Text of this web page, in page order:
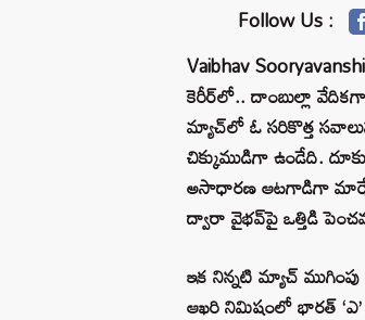
Follow Us :
Vaibhav
కెరీర్‌లో.. దాంబుల్లా
మ్యాచ్‌లో ఓ సరికొత్త
చిక్కుముడిగా ఉండేది.
అసాధారణ ఆటగాడిగా
ద్వారా వైభవ్‌పై ఒత్తిడి
ఇక నిన్నటి మ్యాచ్‌
ఆఖరి నిమిషంలో భారత్